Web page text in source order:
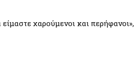
χαρούμενοι και περήφανοι»,